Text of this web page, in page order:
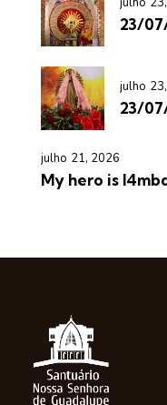
23/
julho
23/
julho 21, 2026
My hero is